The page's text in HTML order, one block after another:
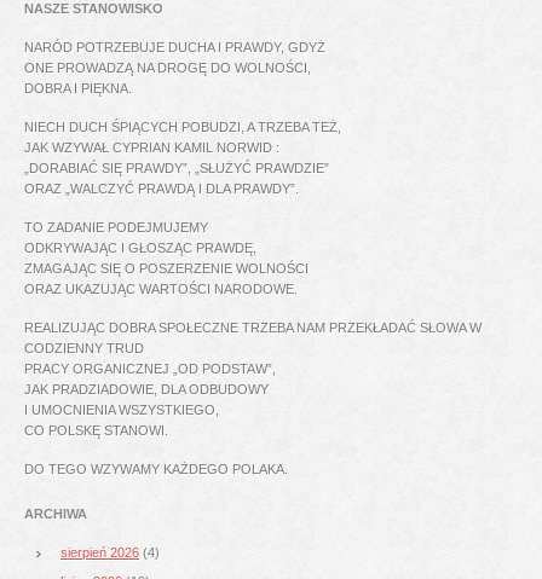
NASZE STANOWISKO
NARÓD POTRZEBUJE DUCHA I PRAWDY, GDYŻ
ONE PROWADZĄ NA DROGĘ DO WOLNOŚCI,
DOBRA I PIĘKNA.
NIECH DUCH ŚPIĄCYCH POBUDZI, A TRZEBA TEŻ,
JAK WZYWAŁ CYPRIAN KAMIL NORWID :
„DORABIAĆ SIĘ PRAWDY”, „SŁUŻYĆ PRAWDZIE”
ORAZ „WALCZYĆ PRAWDĄ I DLA PRAWDY”.
TO ZADANIE PODEJMUJEMY
ODKRYWAJĄC I GŁOSZĄC PRAWDĘ,
ZMAGAJĄC SIĘ O POSZERZENIE WOLNOŚCI
ORAZ UKAZUJĄC WARTOŚCI NARODOWE.
REALIZUJĄC DOBRA SPOŁECZNE TRZEBA NAM PRZEKŁADAĆ SŁOWA W
CODZIENNY TRUD
PRACY ORGANICZNEJ „OD PODSTAW”,
JAK PRADZIADOWIE, DLA ODBUDOWY
I UMOCNIENIA WSZYSTKIEGO,
CO POLSKĘ STANOWI.
DO TEGO WZYWAMY KAŻDEGO POLAKA.
ARCHIWA
sierpień 2026 (4)